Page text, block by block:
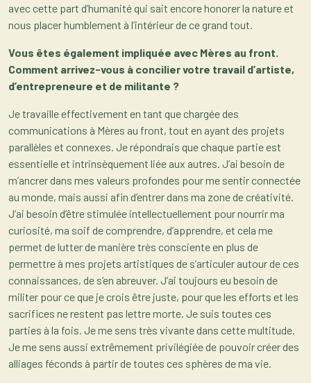
avec cette part d’humanité qui sait encore honorer la nature et
nous placer humblement à l’intérieur de ce grand tout.
Vous êtes également impliquée avec Mères au front.
Comment arrivez-vous à concilier votre travail d’artiste,
d’entrepreneure et de militante ?
Je travaille effectivement en tant que chargée des
communications à Mères au front, tout en ayant des projets
parallèles et connexes. Je répondrais que chaque partie est
essentielle et intrinsèquement liée aux autres. J’ai besoin de
m’ancrer dans mes valeurs profondes pour me sentir connectée
au monde, mais aussi afin d’entrer dans ma zone de créativité.
J’ai besoin d’être stimulée intellectuellement pour nourrir ma
curiosité, ma soif de comprendre, d’apprendre, et cela me
permet de lutter de manière très consciente en plus de
permettre à mes projets artistiques de s’articuler autour de ces
connaissances, de s’en abreuver. J’ai toujours eu besoin de
militer pour ce que je crois être juste, pour que les efforts et les
sacrifices ne restent pas lettre morte. Je suis toutes ces
parties à la fois. Je me sens très vivante dans cette multitude.
Je me sens aussi extrêmement privilégiée de pouvoir créer des
alliages féconds à partir de toutes ces sphères de ma vie.